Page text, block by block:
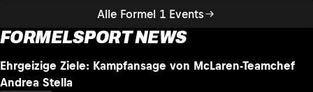
Alle Formel 1 Events
FORMELSPORT NEWS
NEU